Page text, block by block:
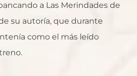
a Las Merindades de
su autoría, que durante
como el más leído